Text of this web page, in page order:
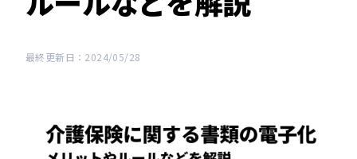
最終更新日：2024/05/28